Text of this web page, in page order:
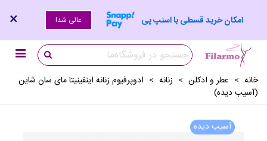
امکان خرید قسطی با اسنپ پی عالی شد! ×
خانه > عطر و ادکلن > زنانه > ادوپرفیوم زنانه اینفینیتا مای سان شاین
(آسیب دیده)
آسیب دیده